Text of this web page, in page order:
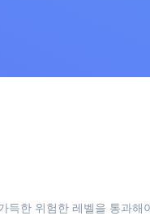
한 위험한 레벨을 통과해